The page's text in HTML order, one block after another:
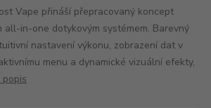
Vape přináší přepracovaný koncept
all-in-one dotykovým systémem. Barevný
nastavení výkonu, zobrazení dat v
menu a dynamické vizuální efekty,
popis